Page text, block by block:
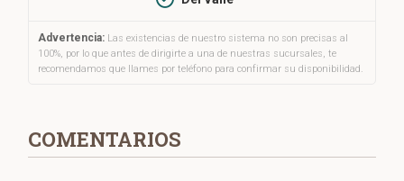
Advertencia: Las existencias de nuestro sistema no son precisas al
100%, por lo que antes de dirigirte a una de nuestras sucursales, te
recomendamos que llames por teléfono para confirmar su disponibilidad.
COMENTARIOS